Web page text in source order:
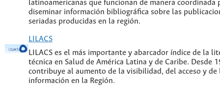
latinoamericanas que funcionan de manera coordinada
diseminar información bibliográfica sobre las
seriadas producidas en la región.
LILACS
LILACS es el más importante y abarcador índice de la
técnica en Salud de América Latina y de Caribe. Desde
contribuye al aumento de la visibilidad, del acceso y de
información en la Región.